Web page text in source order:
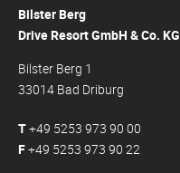
Bilster Berg
Drive Resort GmbH & Co. KG
Bilster Berg 1
33014 Bad Driburg
T+49 5253 973 90 00
F+49 5253 973 90 22